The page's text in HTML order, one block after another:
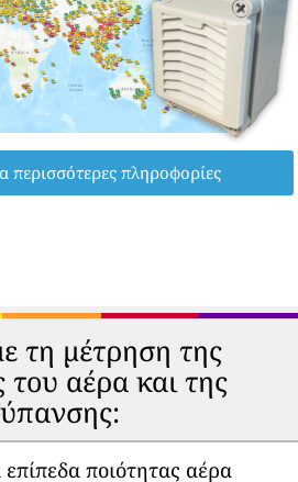
περισσότερες πληροφορίες
τη μέτρηση της
του αέρα και της
ποιότητας αέρα